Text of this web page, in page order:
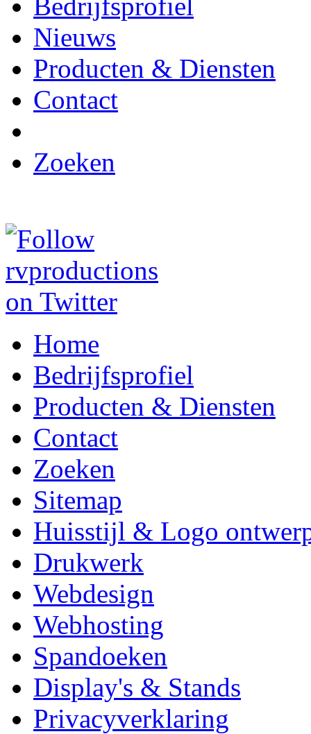
Nieuws
Producten & Diensten
Contact
Zoeken
Home
Bedrijfsprofiel
Producten & Diensten
Contact
Zoeken
Sitemap
Huisstijl & Logo
Drukwerk
Webdesign
Webhosting
Spandoeken
Display's & Stands
Privacyverklaring